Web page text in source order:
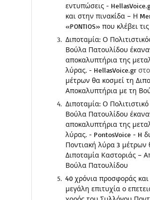
εντυπώσεις -
και στην πινακίδα – Η
«PONTIOS» που κλέβει
Διποταμία: Ο
Βούλα Πατουλίδου
αποκαλυπτήρια της
λύρας. - HellasVoice.gr στο
μέτρων θα κοσμεί τη
Αποκαλυπτήρια με τη
Διποταμία: Ο
Βούλα Πατουλίδου
αποκαλυπτήρια της
λύρας. - PontosVoice - H
Ποντιακή λύρα 3 μέτρων
Διποταμία Καστοριάς –
Βούλα Πατουλίδου
40 χρόνια προσφοράς
μεγάλη επιτυχία ο